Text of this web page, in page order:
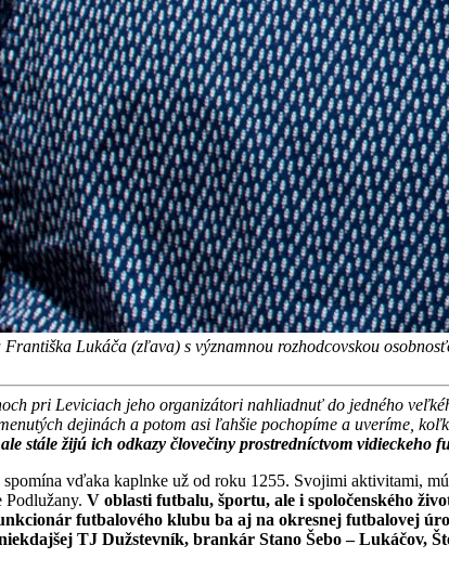
Lukáča (zľava) s významnou rozhodcovskou
pri Leviciach jeho organizátori nahliadnuť do jedného
dejinách a potom asi ľahšie pochopíme a uveríme,
stále žijú ich odkazy človečiny prostredníctvom vidieckeho
vďaka kaplnke už od roku 1255. Svojimi aktivitami,
V oblasti futbalu, športu, ale i spoločenského
futbalového klubu ba aj na okresnej futbalovej
TJ Dužstevník, brankár Stano Šebo – Lukáčov,